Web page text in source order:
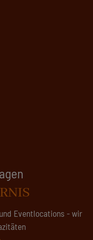
Eventlocations - wir